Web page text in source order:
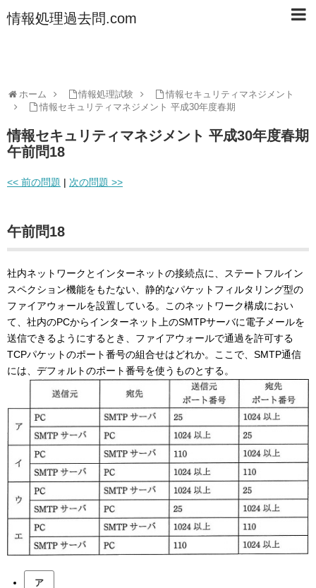
情報処理過去問.com
ホーム 情報処理試験
情報セキュリティマネジメント
情報セキュリティマネジメント 平成30年度春期
情報セキュリティマネジメント 平成30年度春期
午前問18
<< 前の問題 | 次の問題 >>
午前問18
社内ネットワークとインターネットの接続点に、ステートフルイン
スペクション機能をもたない、静的なパケットフィルタリング型の
ファイアウォールを設置している。このネットワーク構成におい
て、社内のPCからインターネット上のSMTPサーバに電子メールを
送信できるようにするとき、ファイアウォールで通過を許可する
TCPパケットのポート番号の組合せはどれか。ここで、SMTP通信
には、デフォルトのポート番号を使うものとする。
ア